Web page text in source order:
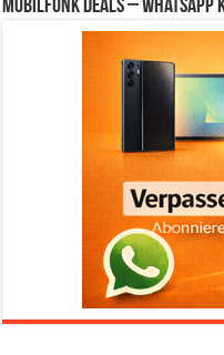
Mobilfunk Deals – WhatsApp